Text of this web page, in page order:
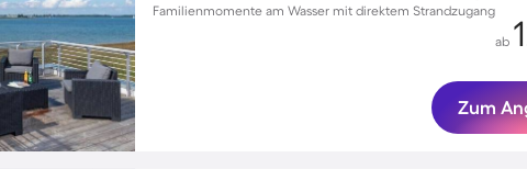
Familienmomente am Wasser mit direktem Strandzugang
ab
Zum